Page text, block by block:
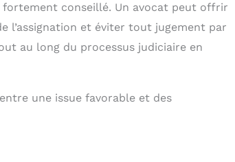
fortement conseillé. Un avocat peut offrir
l’assignation et éviter tout jugement par
au long du processus judiciaire en
une issue favorable et des